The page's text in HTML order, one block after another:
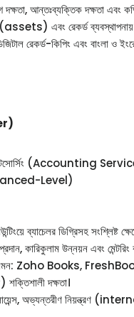
আন্তঃব্যক্তিক দক্ষতা এবং
এবং রেকর্ড ব্যবস্থাপনায়
কিপিং এবং বাংলা ও
– আউটসোর্সিং (Accounting
Level)
ব্যাচেলর ডিগ্রিসহ সংশ্লিষ্ট
কারিকুলাম উন্নয়ন এবং মেন্টরিং
(যেমন: Zoho Books,
দক্ষতা।
অভ্যন্তরীণ নিয়ন্ত্রণ